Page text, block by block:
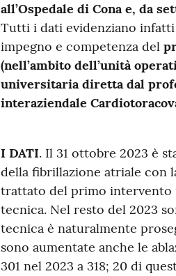
all’Ospedale di Cona e, da
Tutti i dati evidenziano
impegno e competenza del
(nell’ambito dell’unità
universitaria diretta dal
interaziendale
I DATI. Il 31 ottobre 2023 è
della fibrillazione atriale con
trattato del primo intervento
tecnica. Nel resto del 2023
tecnica è naturalmente
sono aumentate anche le
301 nel 2023 a 318; 20 di